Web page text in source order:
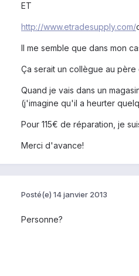
ET
http://www.etradesupply.com/
Il me semble que dans mon
Ça serait un collègue au
Quand je vais dans un
(j'imagine qu'il a heurter
Pour 115€ de réparation, je
Merci d'avance!
Posté(e) 14 janvier 2013
Personne?